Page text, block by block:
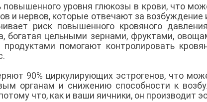
уровня глюкозы в крови, что
и нервов, которые отвечают за возбуждение
риск повышенного кровяного
богатая цельными зернами, фруктами,
помогают контролировать
90% циркулирующих эстрогенов, что
органам и снижению способности к
что, как и ваши яичники, он производит